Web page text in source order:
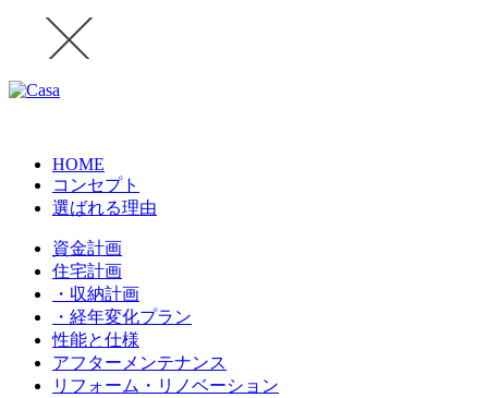
HOME
コンセプト
選ばれる理由
資金計画
住宅計画
・収納計画
・経年変化プラン
性能と仕様
アフターメンテナンス
リフォーム・リノベーション